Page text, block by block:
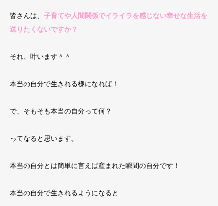
皆さんは、 子育てや人間関係でイライラを感じない幸せな生活を
送りたくないですか？
それ、叶います＾＾
本当の自分で生きれる様になれば！
で、そもそも本当の自分って何？
ってなると思います。
本当の自分とは簡単に言えば産まれた瞬間の自分です！
本当の自分で生きれるようになると